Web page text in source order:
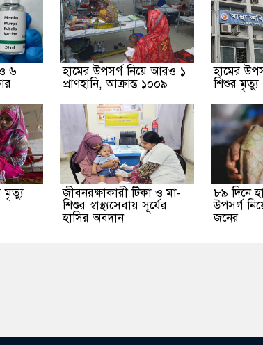
৬
হামের উপসর্গ নিয়ে আরও ১
প্রাণহানি, আক্রান্ত ১০০৯
হামের
শিশুর মৃত্যু
মৃত্যু
জীবনরক্ষাকারী টিকা ও মা-
শিশুর স্বাস্থ্যসেবায় সূর্যের
হাসির অবদান
৮৯ দিনে
উপসর্গ
জনের